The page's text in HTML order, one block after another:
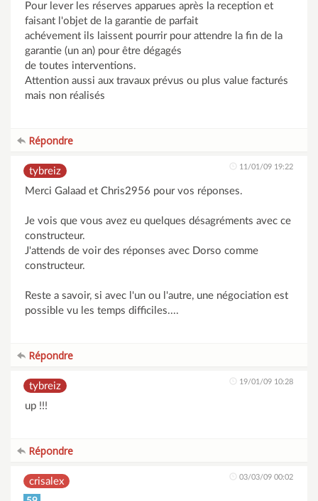
Pour lever les réserves apparues après la reception et
faisant l'objet de la garantie de parfait
achévement ils laissent pourrir pour attendre la fin de la
garantie (un an) pour être dégagés
de toutes interventions.
Attention aussi aux travaux prévus ou plus value facturés
mais non réalisés
Répondre
tybreiz 11/01/09 19:22
Merci Galaad et Chris2956 pour vos réponses.
Je vois que vous avez eu quelques désagréments avec ce
constructeur.
J'attends de voir des réponses avec Dorso comme
constructeur.
Reste a savoir, si avec l'un ou l'autre, une négociation est
possible vu les temps difficiles....
Répondre
tybreiz 19/01/09 10:28
up !!!
Répondre
crisalex 03/03/09 00:02